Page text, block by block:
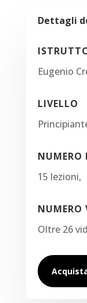
Dettagli
Eugenio
LIVELLO
NUMERO
15 lezioni,
NUMERO
Oltre 26